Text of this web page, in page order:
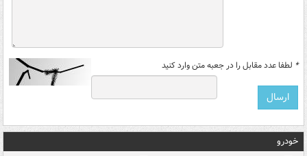
* لطفا عدد مقابل را در جعبه متن وارد کنید
خودرو